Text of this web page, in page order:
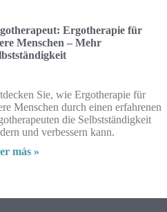
Ergotherapie für
Menschen – Mehr
Sie, wie Ergotherapie für
Menschen durch einen erfahrenen
die Selbstständigkeit
und verbessern kann.
más »